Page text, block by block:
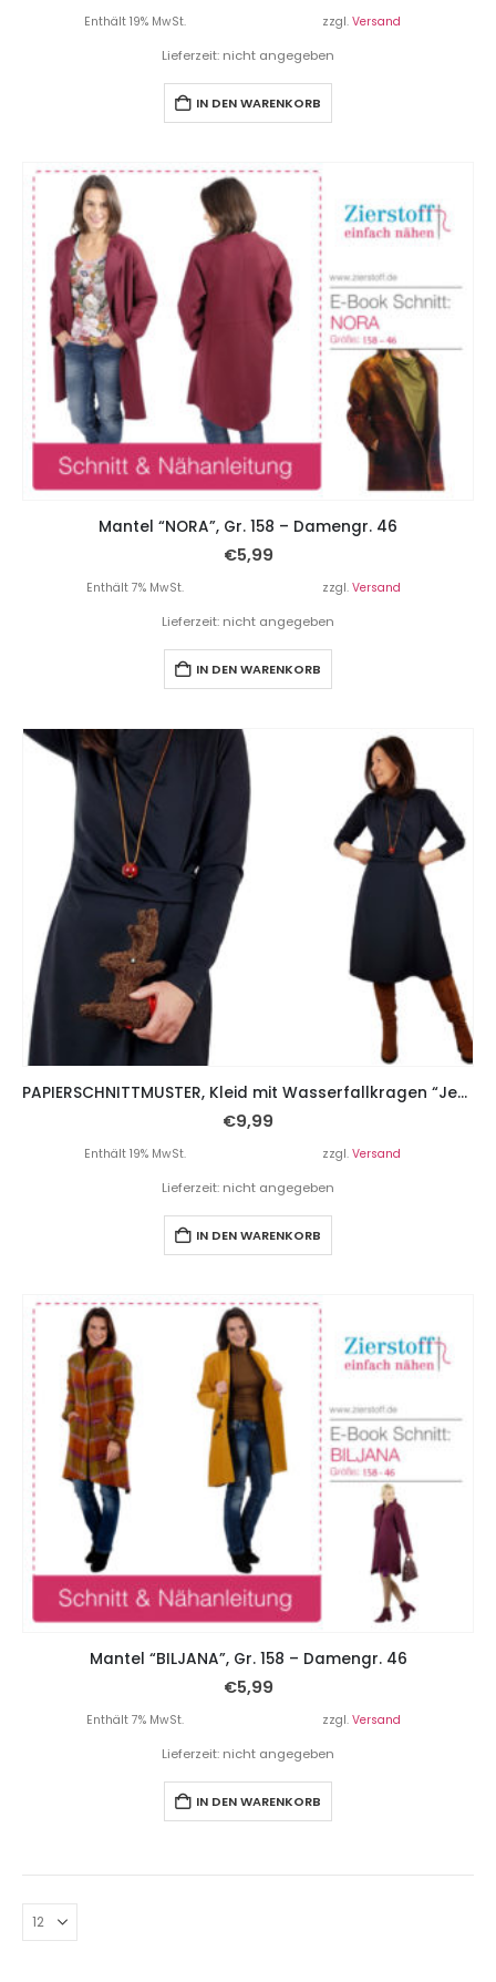
Enthält 19% MwSt. zzgl. Versand
Lieferzeit: nicht angegeben
IN DEN WARENKORB
Mantel “NORA”, Gr. 158 – Damengr. 46
€5,99
Enthält 7% MwSt. zzgl. Versand
Lieferzeit: nicht angegeben
IN DEN WARENKORB
PAPIERSCHNITTMUSTER, Kleid mit Wasserfallkragen “Jessica”, Gr. 158 – Damengr. 46
€9,99
Enthält 19% MwSt. zzgl. Versand
Lieferzeit: nicht angegeben
IN DEN WARENKORB
Mantel “BILJANA”, Gr. 158 – Damengr. 46
€5,99
Enthält 7% MwSt. zzgl. Versand
Lieferzeit: nicht angegeben
IN DEN WARENKORB